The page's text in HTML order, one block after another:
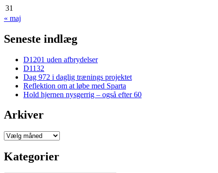
31
« maj
Seneste indlæg
D1201 uden afbrydelser
D1132
Dag 972 i daglig trænings projektet
Reflektion om at løbe med Sparta
Hold hjernen nysgerrig – også efter 60
Arkiver
Arkiver
Kategorier